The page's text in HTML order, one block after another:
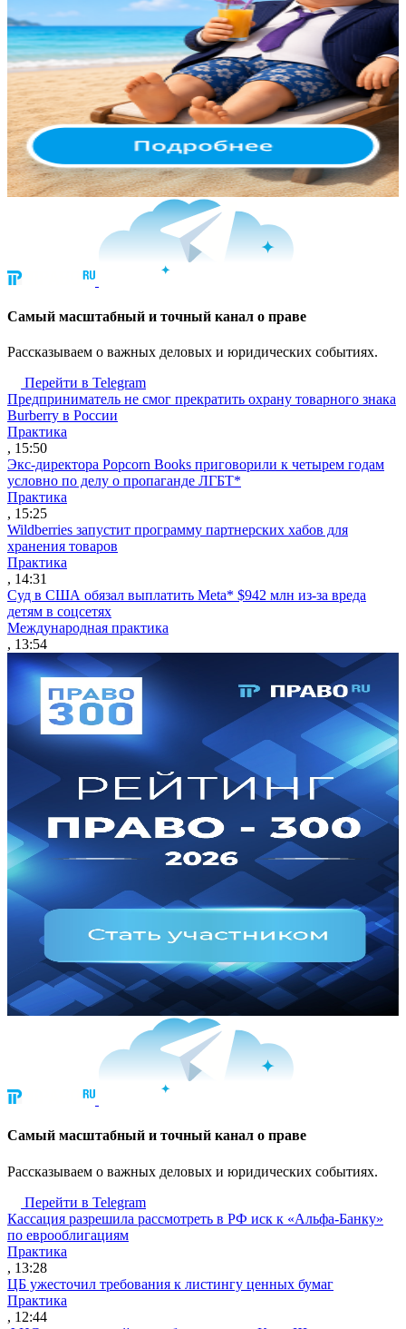
Cамый масштабный и точный канал о праве
Рассказываем о важных деловых и юридических событиях.
Перейти в Telegram
Предприниматель не смог прекратить охрану товарного знака
Burberry в России
Практика
, 15:50
Экс-директора Popcorn Books приговорили к четырем годам
условно по делу о пропаганде ЛГБТ*
Практика
, 15:25
Wildberries запустит программу партнерских хабов для
хранения товаров
Практика
, 14:31
Суд в США обязал выплатить Meta* $942 млн из-за вреда
детям в соцсетях
Международная практика
, 13:54
Cамый масштабный и точный канал о праве
Рассказываем о важных деловых и юридических событиях.
Перейти в Telegram
Кассация разрешила рассмотреть в РФ иск к «Альфа-Банку»
по еврооблигациям
Практика
, 13:28
ЦБ ужесточил требования к листингу ценных бумаг
Практика
, 12:44